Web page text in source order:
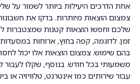
אחת הדרכים היעילות ביותר לשמור על
צמצום הוצאות מיותרות. בדקו את
שלכם וחפשו הוצאות קטנות שמצטברות
זמן. לדוגמה, קפה בחוץ, ארוחות
בהם שימוש. צמצום הוצאות אלו יכול
משמעותי בכל חודש. בנוסף, שקלו לעבור
עבור שירותים כמו אינטרנט, טלוויזיה או